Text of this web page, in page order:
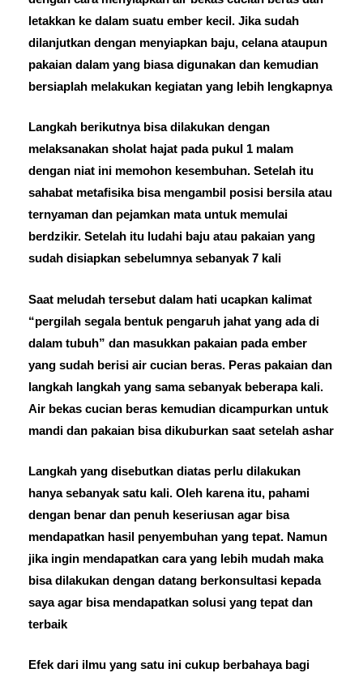
letakkan ke dalam suatu ember kecil. Jika sudah
dilanjutkan dengan menyiapkan baju, celana ataupun
pakaian dalam yang biasa digunakan dan kemudian
bersiaplah melakukan kegiatan yang lebih lengkapnya
Langkah berikutnya bisa dilakukan dengan
melaksanakan sholat hajat pada pukul 1 malam
dengan niat ini memohon kesembuhan. Setelah itu
sahabat metafisika bisa mengambil posisi bersila atau
ternyaman dan pejamkan mata untuk memulai
berdzikir. Setelah itu ludahi baju atau pakaian yang
sudah disiapkan sebelumnya sebanyak 7 kali
Saat meludah tersebut dalam hati ucapkan kalimat
“pergilah segala bentuk pengaruh jahat yang ada di
dalam tubuh” dan masukkan pakaian pada ember
yang sudah berisi air cucian beras. Peras pakaian dan
langkah langkah yang sama sebanyak beberapa kali.
Air bekas cucian beras kemudian dicampurkan untuk
mandi dan pakaian bisa dikuburkan saat setelah ashar
Langkah yang disebutkan diatas perlu dilakukan
hanya sebanyak satu kali. Oleh karena itu, pahami
dengan benar dan penuh keseriusan agar bisa
mendapatkan hasil penyembuhan yang tepat. Namun
jika ingin mendapatkan cara yang lebih mudah maka
bisa dilakukan dengan datang berkonsultasi kepada
saya agar bisa mendapatkan solusi yang tepat dan
terbaik
Efek dari ilmu yang satu ini cukup berbahaya bagi